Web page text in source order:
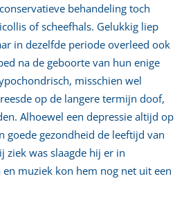
behandeling toch
of scheefhals. Gelukkig liep
in dezelfde periode overleed ook
na de geboorte van hun enige
misschien wel
op de langere termijn doof,
Alhoewel een depressie altijd op
goede gezondheid de leeftijd van
ziek was slaagde hij er in
muziek kon hem nog net uit een